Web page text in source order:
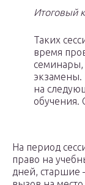
Итоговый
Таких
время
семинары,
экзамены.
на
обучения.
На период
право на
дней, старшие